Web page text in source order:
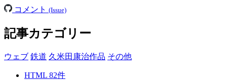
コメント (Issue)
記事カテゴリー
ウェブ 鉄道 久米田康治作品 その他
HTML 82件